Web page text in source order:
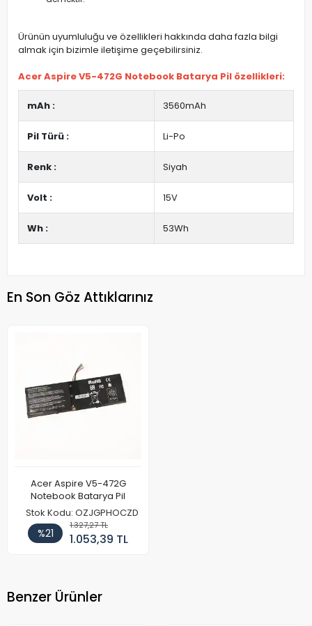
Ürünün uyumluluğu ve özellikleri hakkında daha fazla bilgi
almak için bizimle iletişime geçebilirsiniz.
Acer Aspire V5-472G Notebook Batarya Pil özellikleri:
mAh : 3560mAh
Pil Türü : Li-Po
Renk : Siyah
Volt : 15V
Wh : 53Wh
En Son Göz Attıklarınız
Acer Aspire V5-472G
Notebook Batarya Pil
Stok Kodu: OZJGPHOCZD
%21
1.327,27 TL
1.053,39 TL
Benzer Ürünler